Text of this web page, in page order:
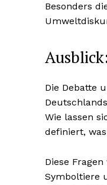
Besonders
Die Debatte
Wie lassen
definiert,
Diese
Symboltiere